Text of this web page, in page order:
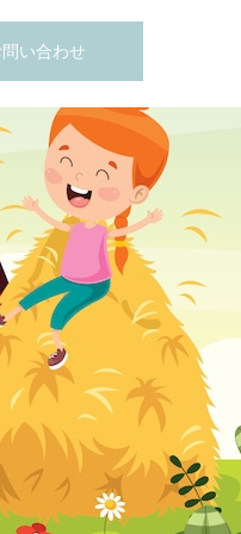
問い合わせ